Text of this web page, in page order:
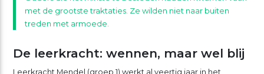
met de grootste traktaties. Ze wilden niet naar buiten
treden met armoede.
De leerkracht: wennen, maar wel blij
Leerkracht Mendel (groep 1) werkt al veertig jaar in het